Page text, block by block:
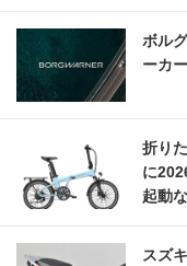
ボル
ーカ
折り
に
起動
スズ